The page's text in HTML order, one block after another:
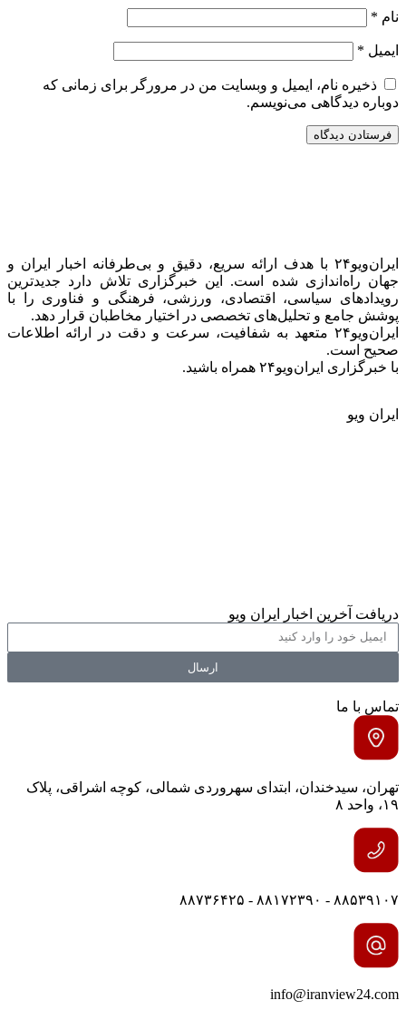
نام *
ایمیل *
ذخیره نام، ایمیل و وبسایت من در مرورگر برای زمانی که
دوباره دیدگاهی می‌نویسم.
ایران‌ویو۲۴ با هدف ارائه سریع، دقیق و بی‌طرفانه اخبار ایران و
جهان راه‌اندازی شده است. این خبرگزاری تلاش دارد جدیدترین
رویدادهای سیاسی، اقتصادی، ورزشی، فرهنگی و فناوری را با
پوشش جامع و تحلیل‌های تخصصی در اختیار مخاطبان قرار دهد.
ایران‌ویو۲۴ متعهد به شفافیت، سرعت و دقت در ارائه اطلاعات
صحیح است.
با خبرگزاری ایران‌ویو۲۴ همراه باشید.
ایران ویو
دریافت آخرین اخبار ایران ویو
ارسال
تماس با ما
تهران، سیدخندان، ابتدای سهروردی شمالی، کوچه اشراقی، پلاک
۱۹، واحد ۸
۸۸۵۳۹۱۰۷ - ۸۸۱۷۲۳۹۰ - ۸۸۷۳۶۴۲۵
info@iranview24.com